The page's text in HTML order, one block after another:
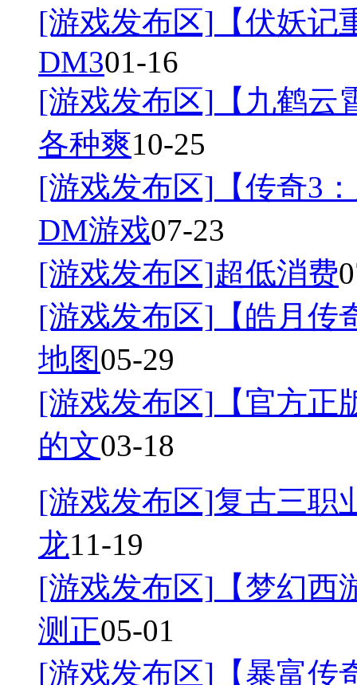
[游戏发布区] 【伏妖
DM301-16
[游戏发布区] 【九鹤
各种爽10-25
[游戏发布区] 【传奇3
DM游戏07-23
[游戏发布区]超低消费
[游戏发布区] 【皓月
地图05-29
[游戏发布区] 【官方
的文03-18
[游戏发布区]复古三职
龙11-19
[游戏发布区] 【梦幻
测正05-01
[游戏发布区] 【暴富